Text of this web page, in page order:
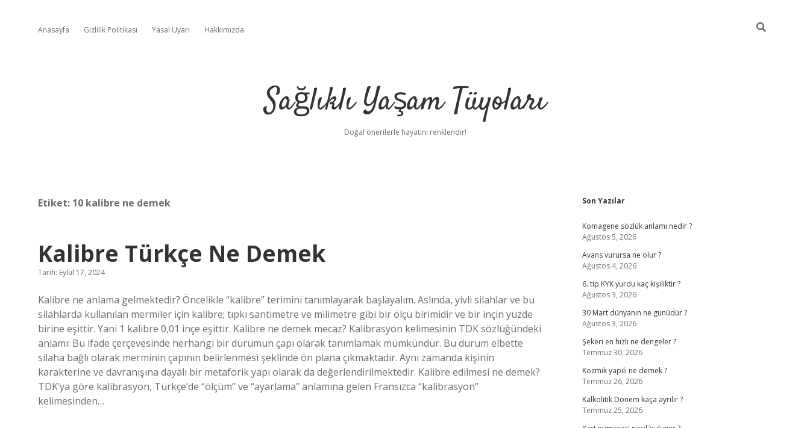
Anasayfa Gizlilik Politikası Yasal Uyarı Hakkımızda
Sağlıklı Yaşam Tüyoları
Doğal önerilerle hayatını renklendir!
Etiket: 10 kalibre ne demek
Kalibre Türkçe Ne Demek
Tarih: Eylül 17, 2024
Kalibre ne anlama gelmektedir? Öncelikle “kalibre” terimini tanımlayarak başlayalım. Aslında, yivli silahlar ve bu
silahlarda kullanılan mermiler için kalibre; tıpkı santimetre ve milimetre gibi bir ölçü birimidir ve bir inçin yüzde
birine eşittir. Yani 1 kalibre 0,01 inçe eşittir. Kalibre ne demek mecaz? Kalibrasyon kelimesinin TDK sözlüğündeki
anlamı: Bu ifade çerçevesinde herhangi bir durumun çapı olarak tanımlamak mümkündür. Bu durum elbette
silaha bağlı olarak merminin çapının belirlenmesi şeklinde ön plana çıkmaktadır. Aynı zamanda kişinin
karakterine ve davranışına dayalı bir metaforik yapı olarak da değerlendirilmektedir. Kalibre edilmesi ne demek?
TDK’ya göre kalibrasyon, Türkçe’de “ölçüm” ve “ayarlama” anlamına gelen Fransızca “kalibrasyon”
kelimesinden…
Sidebar
Son Yazılar
Komagene sözlük anlamı nedir ?
Ağustos 5, 2026
Avans vurursa ne olur ?
Ağustos 4, 2026
6. tip KYK yurdu kaç kişiliktir ?
Ağustos 3, 2026
30 Mart dünyanın ne günüdür ?
Ağustos 3, 2026
Şekeri en hızlı ne dengeler ?
Temmuz 30, 2026
Kozmik yapılı ne demek ?
Temmuz 26, 2026
Kalkolitik Dönem kaça ayrılır ?
Temmuz 25, 2026